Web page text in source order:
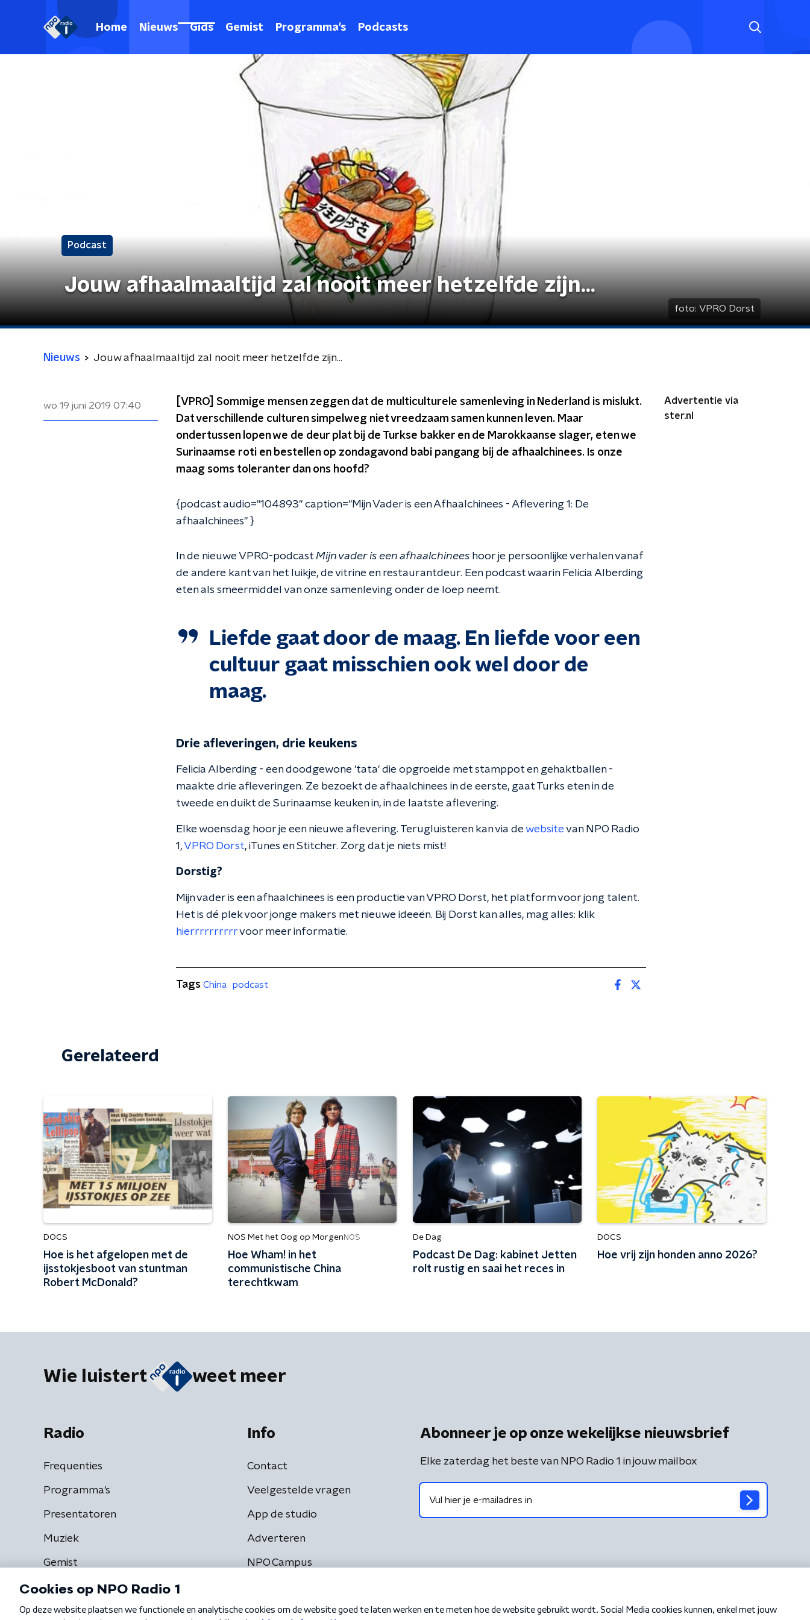
Home Nieuws Gids Gemist Programma's Podcasts
Podcast
Jouw afhaalmaaltijd zal nooit meer hetzelfde zijn...
foto: VPRO Dorst
Nieuws Jouw afhaalmaaltijd zal nooit meer hetzelfde zijn...
wo 19 juni 2019 07:40
[VPRO] Sommige mensen zeggen dat de multiculturele samenleving in Nederland is mislukt.
Dat verschillende culturen simpelweg niet vreedzaam samen kunnen leven. Maar
ondertussen lopen we de deur plat bij de Turkse bakker en de Marokkaanse slager, eten we
Surinaamse roti en bestellen op zondagavond babi pangang bij de afhaalchinees. Is onze
maag soms toleranter dan ons hoofd?
{podcast audio="104893" caption="Mijn Vader is een Afhaalchinees - Aflevering 1: De
afhaalchinees" }
In de nieuwe VPRO-podcast Mijn vader is een afhaalchinees hoor je persoonlijke verhalen vanaf
de andere kant van het luikje, de vitrine en restaurantdeur. Een podcast waarin Felicia Alberding
eten als smeermiddel van onze samenleving onder de loep neemt.
Liefde gaat door de maag. En liefde voor een
cultuur gaat misschien ook wel door de
maag.
Drie afleveringen, drie keukens
Felicia Alberding - een doodgewone 'tata' die opgroeide met stamppot en gehaktballen -
maakte drie afleveringen. Ze bezoekt de afhaalchinees in de eerste, gaat Turks eten in de
tweede en duikt de Surinaamse keuken in, in de laatste aflevering.
Elke woensdag hoor je een nieuwe aflevering. Terugluisteren kan via dewebsitevan NPO Radio
1,VPRO Dorst, iTunes en Stitcher. Zorg dat je niets mist!
Dorstig?
Mijn vader is een afhaalchinees is een productie van VPRO Dorst, het platform voor jong talent.
Het is dé plek voor jonge makers met nieuwe ideeën. Bij Dorst kan alles, mag alles: klik
hierrrrrrrrrrvoor meer informatie.
Advertentie via
ster.nl
Tags China podcast
Gerelateerd
DOCS
Hoe is het afgelopen met de
ijsstokjesboot van stuntman
Robert McDonald?
NOS Met het Oog op Morgen NOS
Hoe Wham! in het
communistische China
terechtkwam
De Dag
Podcast De Dag: kabinet Jetten
rolt rustig en saai het reces in
DOCS
Hoe vrij zijn honden anno 2026?
Wie luistert weet meer
Radio
Frequenties
Programma's
Presentatoren
Muziek
Gemist
Info
Contact
Veelgestelde vragen
App de studio
Adverteren
NPO Campus
Abonneer je op onze wekelijkse nieuwsbrief
Elke zaterdag het beste van NPO Radio 1 in jouw mailbox